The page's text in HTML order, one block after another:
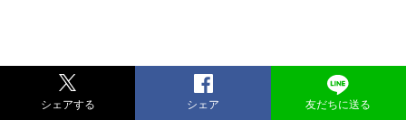
シェアする シェア 友だちに送る